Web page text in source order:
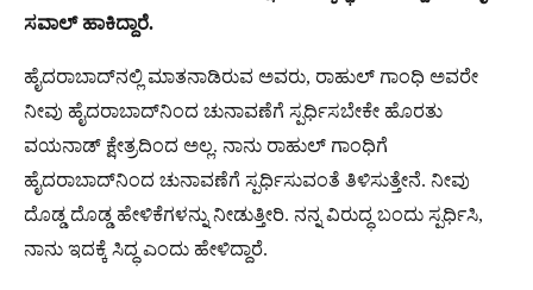
ಸವಾಲ್ ಹಾಕಿದ್ದಾರೆ.
ಹೈದರಾಬಾದ್‌ನಲ್ಲಿ ಮಾತನಾಡಿರುವ ಅವರು, ರಾಹುಲ್​ ಗಾಂಧಿ ಅವರೇ
ನೀವು ಹೈದರಾಬಾದ್‌ನಿಂದ ಚುನಾವಣೆಗೆ ಸ್ಪರ್ಧಿಸಬೇಕೇ ಹೊರತು
ವಯನಾಡ್​ ಕ್ಷೇತ್ರದಿಂದ ಅಲ್ಲ. ನಾನು ರಾಹುಲ್ ಗಾಂಧಿಗೆ
ಹೈದರಾಬಾದ್‌ನಿಂದ ಚುನಾವಣೆಗೆ ಸ್ಪರ್ಧಿಸುವಂತೆ ತಿಳಿಸುತ್ತೇನೆ. ನೀವು
ದೊಡ್ಡ ದೊಡ್ಡ ಹೇಳಿಕೆಗಳನ್ನು ನೀಡುತ್ತೀರಿ. ನನ್ನ ವಿರುದ್ಧ ಬಂದು ಸ್ಪರ್ಧಿಸಿ,
ನಾನು ಇದಕ್ಕೆ ಸಿದ್ಧ ಎಂದು ಹೇಳಿದ್ದಾರೆ.